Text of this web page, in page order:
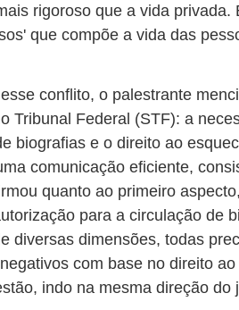
rigoroso que a vida
que compõe a vida das
conflito, o palestrante
Tribunal Federal (STF): a
biografias e o direito ao
comunicação eficiente,
quanto ao primeiro
para a circulação de
diversas dimensões, todas
com base no direito
indo na mesma direção do